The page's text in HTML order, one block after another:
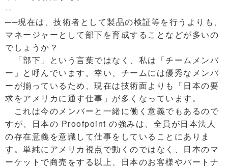
--
──現在は、技術者として製品の検証等を行うよりも、
マネージャーとして部下を育成することなどが多いの
でしょうか？
「部下」という言葉ではなく、私は「チームメンバ
ー」と呼んでいます。幸い、チームには優秀なメンバ
ーが揃っているため、現在は技術面よりも「日本の要
求をアメリカに通す仕事」が多くなっています。
これは今のメンバーと一緒に働く意義でもあるので
すが、日本の Proofpoint の強みは、全員が日本法人
の存在意義を意識して仕事をしていることにありま
す。単純にアメリカ視点で動くのではなく、日本のマ
ーケットで商売をする以上、日本のお客様やパートナ